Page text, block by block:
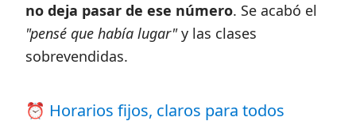
no deja pasar de ese número. Se acabó el
"pensé que había lugar"y las clases
sobrevendidas.
⏰ Horarios fijos, claros para todos